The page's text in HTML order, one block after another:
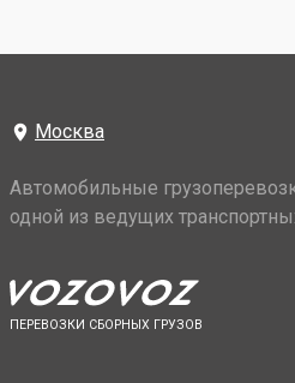
Москва
Автомобильные
одной из ведущих
ПЕРЕВОЗКИ СБОРНЫХ ГРУЗОВ